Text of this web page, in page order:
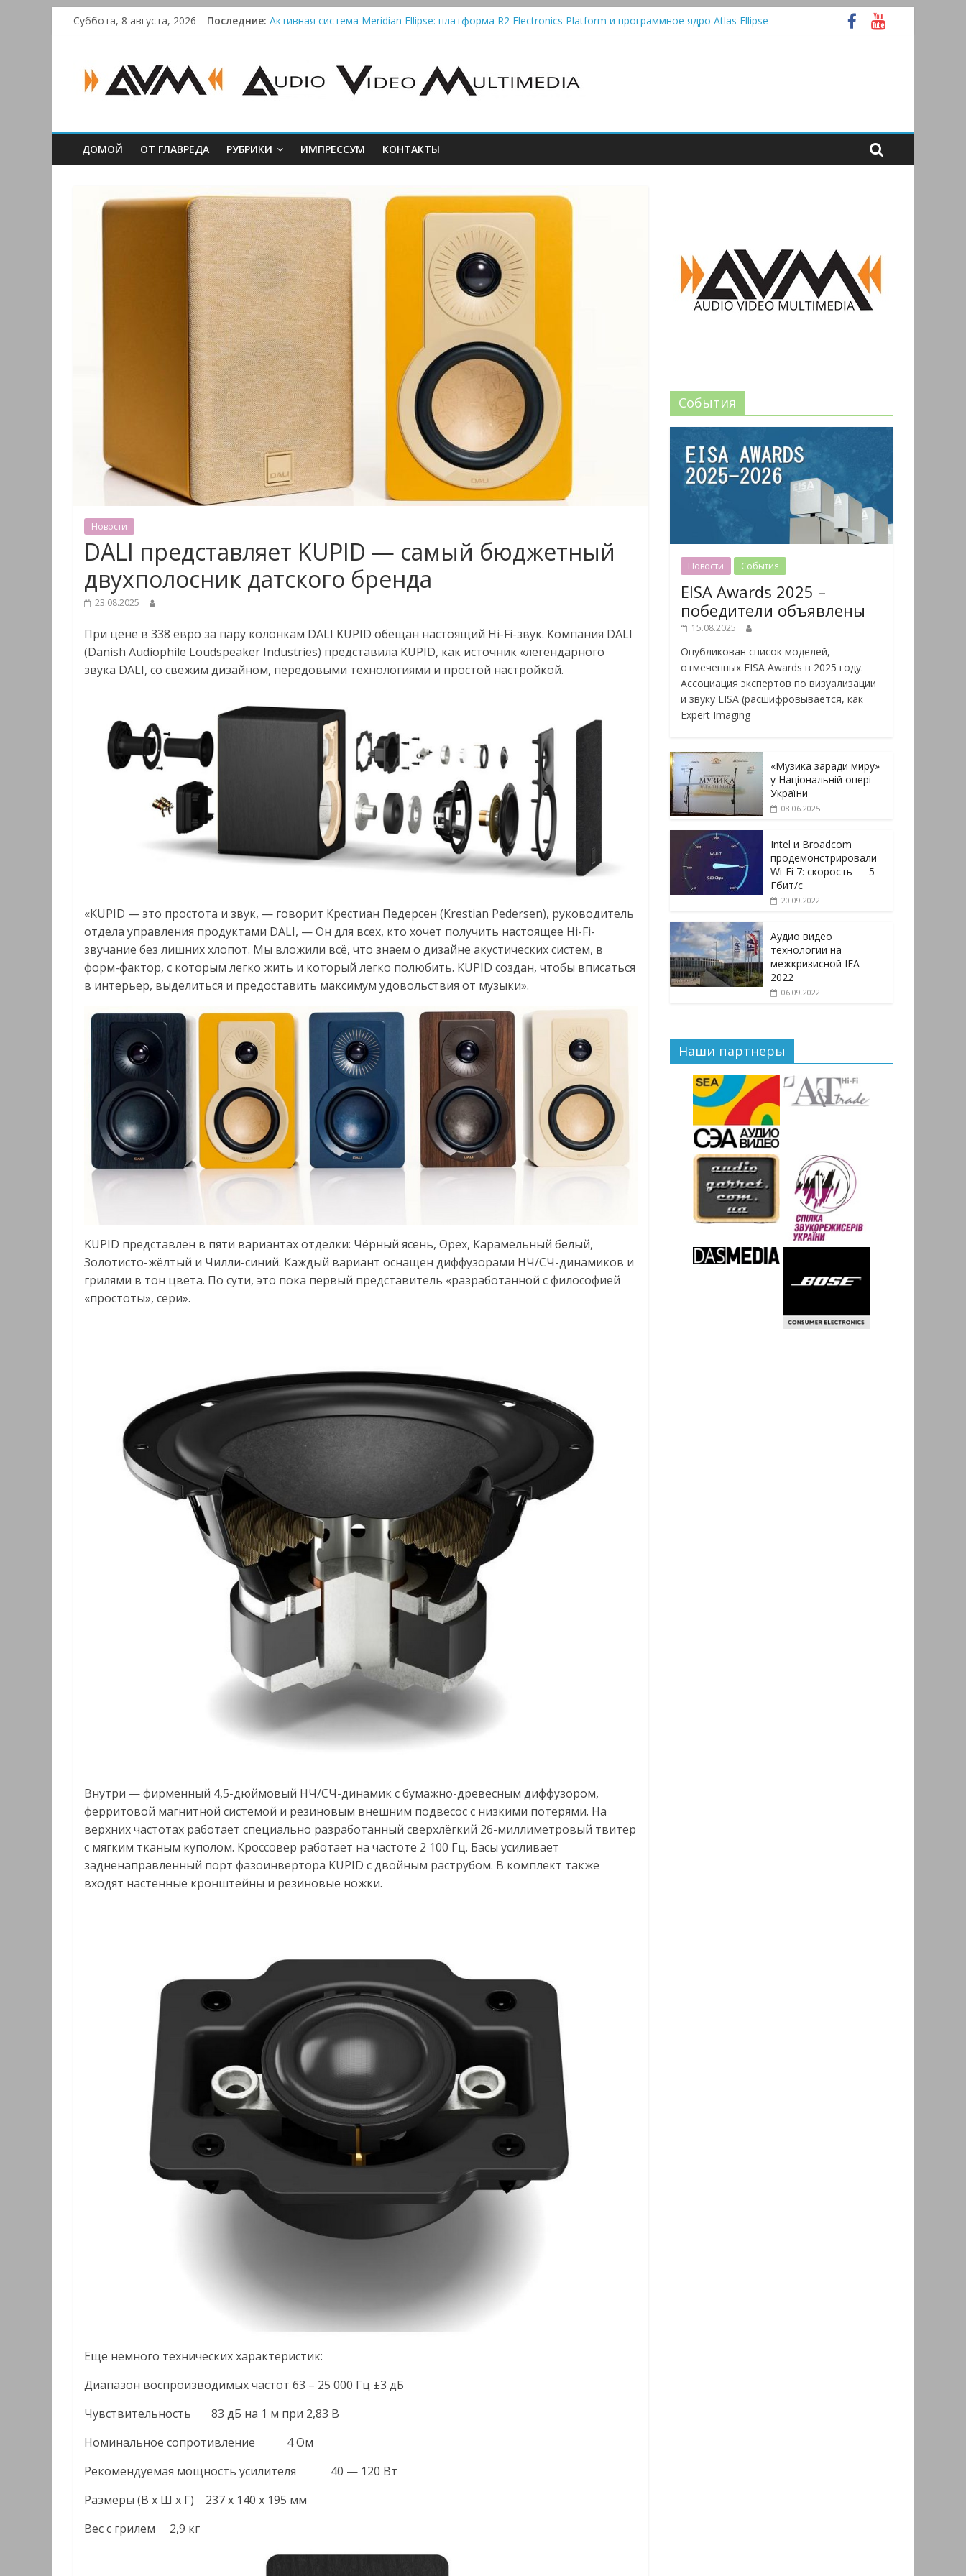
Суббота, 8 августа, 2026 Последние: Активная система Meridian Ellipse: платформа R2 Electronics Platform и программное ядро Atlas Ellipse
Victrola Automatic — традиционный виниловый автомат, дополненный Bluetooth
AUDIO,
VIDEO
&
MULTIMEDIA
ДОМОЙ ОТ ГЛАВРЕДА РУБРИКИ ИМПРЕССУМ КОНТАКТЫ
Новости
DALI представляет KUPID — самый бюджетный
двухполосник датского бренда
23.08.2025
При цене в 338 евро за пару колонкам DALI KUPID обещан настоящий Hi-Fi-звук. Компания DALI
(Danish Audiophile Loudspeaker Industries) представила KUPID, как источник «легендарного
звука DALI, со свежим дизайном, передовыми технологиями и простой настройкой.
«KUPID — это простота и звук, — говорит Крестиан Педерсен (Krestian Pedersen), руководитель
отдела управления продуктами DALI, — Он для всех, кто хочет получить настоящее Hi-Fi-
звучание без лишних хлопот. Мы вложили всё, что знаем о дизайне акустических систем, в
форм-фактор, с которым легко жить и который легко полюбить. KUPID создан, чтобы вписаться
в интерьер, выделиться и предоставить максимум удовольствия от музыки».
KUPID представлен в пяти вариантах отделки: Чёрный ясень, Орех, Карамельный белый,
Золотисто-жёлтый и Чилли-синий. Каждый вариант оснащен диффузорами НЧ/СЧ-динамиков и
грилями в тон цвета. По сути, это пока первый представитель «разработанной с философией
«простоты», сери».
Внутри — фирменный 4,5-дюймовый НЧ/СЧ-динамик с бумажно-древесным диффузором,
ферритовой магнитной системой и резиновым внешним подвесос с низкими потерями. На
верхних частотах работает специально разработанный сверхлёгкий 26-миллиметровый твитер
с мягким тканым куполом. Кроссовер работает на частоте 2 100 Гц. Басы усиливает
задненаправленный порт фазоинвертора KUPID с двойным раструбом. В комплект также
входят настенные кронштейны и резиновые ножки.
Еще немного технических характеристик:
Диапазон воспроизводимых частот 63 – 25 000 Гц ±3 дБ
Чувствительность 83 дБ на 1 м при 2,83 В
Номинальное сопротивление 4 Ом
Рекомендуемая мощность усилителя 40 — 120 Вт
Размеры (В x Ш x Г) 237 х 140 х 195 мм
Вес с грилем 2,9 кг
События
Новости События
EISA Awards 2025 –
победители объявлены
15.08.2025
Опубликован список моделей,
отмеченных EISA Awards в 2025 году.
Ассоциация экспертов по визуализации
и звуку EISA (расшифровывается, как
Expert Imaging
«Музика заради миру»
у Національній опері
України
08.06.2025
Intel и Broadcom
продемонстрировали
Wi-Fi 7: скорость — 5
Гбит/с
20.09.2022
Аудио видео
технологии на
межкризисной IFA
2022
06.09.2022
Наши партнеры